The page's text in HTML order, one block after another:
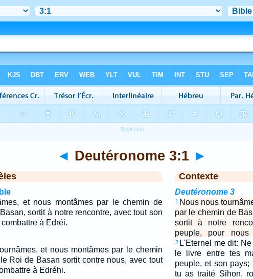
◄ Deutéronome 3:1 ►
et nous montâmes par le chemin de
sortit à notre rencontre, avec tout son
à Edréi.
et nous montâmes par le chemin
Roi de Basan sortit contre nous, avec tout
à Edréhi.
Contexte
Deutéronome 3
1 Nous nous
par le chemin de
sortit à notre
peuple, pour
2 L'Eternel me dit:
le livre entre tes
peuple, et son pays;
tu as traité Sihon,